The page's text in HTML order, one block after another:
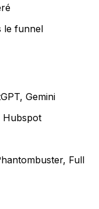
le funnel
Gemini
Hubspot
Full